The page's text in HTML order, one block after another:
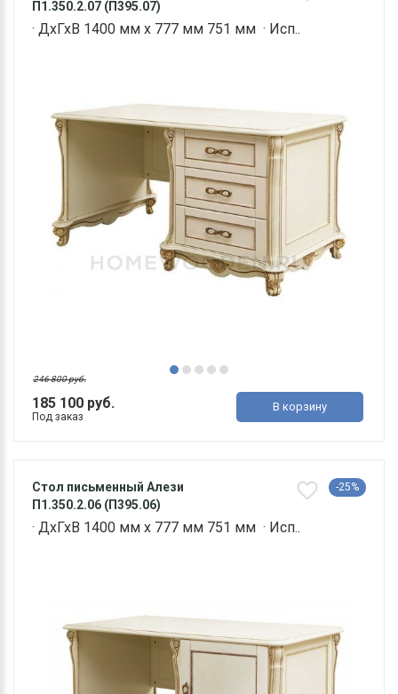
П1.350.2.07 (П395.07)
· ДхГхВ 1400 мм х 777 мм 751 мм · Исп..
185 100 руб.
246 800 руб.
Под заказ
В корзину
Стол письменный Алези
П1.350.2.06 (П395.06)
-25%
· ДхГхВ 1400 мм х 777 мм 751 мм · Исп..